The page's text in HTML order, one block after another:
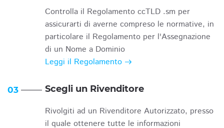
Controlla il Regolamento ccTLD .sm per
assicurarti di averne compreso le normative, in
particolare il Regolamento per l'Assegnazione
di un Nome a Dominio
Leggi il Regolamento
03 Scegli un Rivenditore
Rivolgiti ad un Rivenditore Autorizzato, presso
il quale ottenere tutte le informazioni